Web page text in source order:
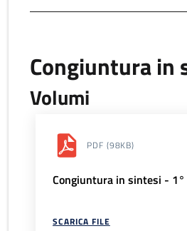
Congiuntura in
Volumi
PDF (98KB)
Congiuntura in sintesi -
SCARICA FILE